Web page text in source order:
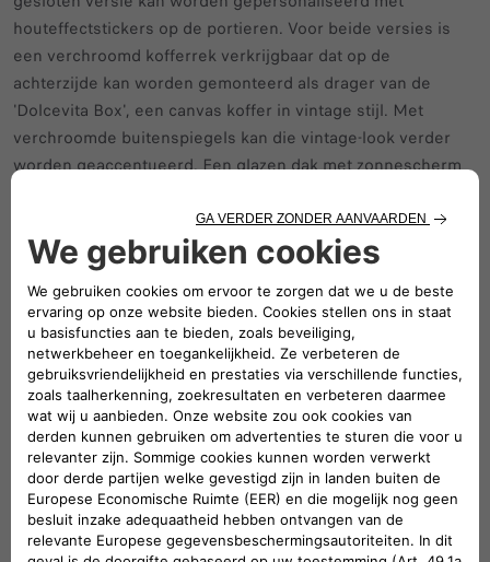
houteffectstickers op de portieren. Voor beide versies is
een verchroomd kofferrek verkrijgbaar dat op de
achterzijde kan worden gemonteerd als drager van de
'Dolcevita Box', een canvas koffer in vintage stijl. Met
verchroomde buitenspiegels kan die vintage-look verder
worden geaccentueerd. Een glazen dak met zonnescherm
de deurkoorden en dorpellijsten met Dolce Vita-inscriptie
voor de open versie zijn standaard.
In de online store of bij de Fiat-verkooppunten zullen meer
accessoires in Topolino-stijl beschikbaar komen om aan
specifieke behoeftes te beantwoorden, zoals een
dashboard-ventilator met USB-aansluiting, een bluetooth-
speaker, een thermofles voor koude en warme dranken en
een set van twee stoelhoezen die ook als standlaken zijn te
gebruiken. Uiteraard is alles uitgevoerd in dezelfde
mintgroene kleur als de Topolino zelf: Verde Vita.
In drie stappen online te bestellen
Om de klant een aangename en intuïtieve aankoopervaring